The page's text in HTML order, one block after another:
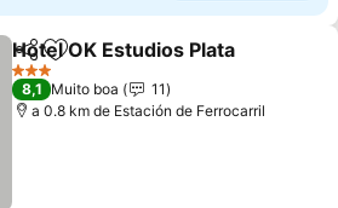
PartilharAdicionar aos favoritos
Hotel OK Estudios Plata
3 Estrelas
8,1 Muito boa
11
a 0.8 km de Estación de Ferrocarril